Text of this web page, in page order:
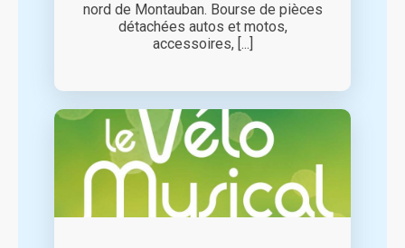
nord de Montauban. Bourse de pièces
détachées autos et motos,
accessoires, [...]